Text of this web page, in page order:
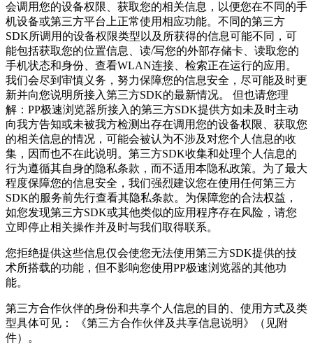
会调用您的设备权限、获取您的相关信息，以便您在不同的手
机设备或第三方平台上正常使用相应功能。不同的第三方
SDK所调用的设备权限类型以及所获得的信息可能不同，可
能包括获取您的位置信息、读/写您的外部存储卡、读取您的
手机状态和身份、查看WLAN连接、检索正在运行的应用。
我们会尽到审慎义务，努力保障您的信息安全，尽可能及时更
新并向您说明所接入第三方SDK的最新情况。 但也请您理
解：PP极速浏览器所接入的第三方SDK提供方如未及时主动
向我方告知或未被我方检测出存在调用您的设备权限、获取您
的相关信息的情况，可能会被认为不涉及对您个人信息的收
集，因而也不在此说明。第三方SDK收集和处理个人信息的
行为遵循其自身的隐私条款，而不适用本隐私政策。为了最大
程度保障您的信息安全，我们强烈建议您在使用任何第三方
SDK的服务前先行查看其隐私条款。为保障您的合法权益，
如您发现第三方SDK或其他类似的应用程序存在风险，请您
立即停止相关操作并及时与我们取得联系。
您拒绝提供这些信息仅会使您无法使用第三方SDK提供的技
术所搭载的功能，但不影响您使用PP极速浏览器的其他功
能。
第三方合作伙伴的身份和共享个人信息的目的、使用方式及类
型具体可见： 《第三方合作伙伴及共享信息说明》（见附
件）。